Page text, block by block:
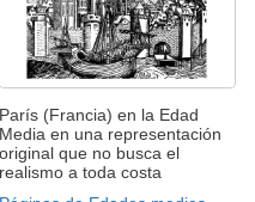
París (Francia) en la Edad
Media en una representación
original que no busca el
realismo a toda costa